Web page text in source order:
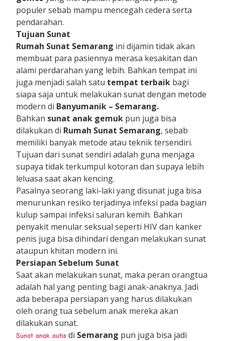
populer sebab mampu mencegah cedera serta
pendarahan.
Tujuan Sunat
Rumah Sunat Semarang ini dijamin tidak akan
membuat para pasiennya merasa kesakitan dan
alami perdarahan yang lebih. Bahkan tempat ini
juga menjadi salah satu tempat terbaik bagi
siapa saja untuk melakukan sunat dengan metode
modern di Banyumanik – Semarang.
Bahkan sunat anak gemuk pun juga bisa
dilakukan di Rumah Sunat Semarang, sebab
memiliki banyak metode atau teknik tersendiri.
Tujuan dari sunat sendiri adalah guna menjaga
supaya tidak terkumpul kotoran dan supaya lebih
leluasa saat akan kencing.
Pasalnya seorang laki-laki yang disunat juga bisa
menurunkan resiko terjadinya infeksi pada bagian
kulup sampai infeksi saluran kemih. Bahkan
penyakit menular seksual seperti HIV dan kanker
penis juga bisa dihindari dengan melakukan sunat
ataupun khitan modern ini.
Persiapan Sebelum Sunat
Saat akan melakukan sunat, maka peran orangtua
adalah hal yang penting bagi anak-anaknya. Jadi
ada beberapa persiapan yang harus dilakukan
oleh orang tua sebelum anak mereka akan
dilakukan sunat.
Sunat anak autis di Semarang pun juga bisa jadi